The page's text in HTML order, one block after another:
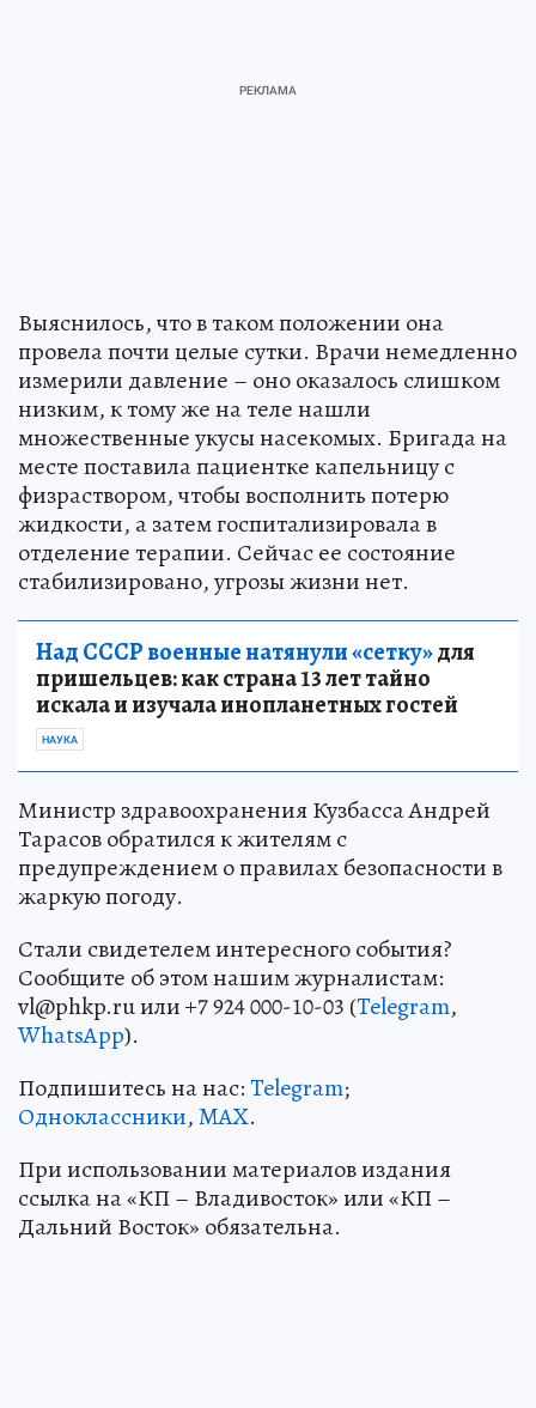
Выяснилось, что в таком положении она
провела почти целые сутки. Врачи немедленно
измерили давление – оно оказалось слишком
низким, к тому же на теле нашли
множественные укусы насекомых. Бригада на
месте поставила пациентке капельницу с
физраствором, чтобы восполнить потерю
жидкости, а затем госпитализировала в
отделение терапии. Сейчас ее состояние
стабилизировано, угрозы жизни нет.
Над СССР военные натянули «сетку»для
пришельцев: как страна 13 лет тайно
искала и изучала инопланетных гостей
НАУКА
Министр здравоохранения Кузбасса Андрей
Тарасов обратился к жителям с
предупреждением о правилах безопасности в
жаркую погоду.
Стали свидетелем интересного события?
Сообщите об этом нашим журналистам:
vl@phkp.ru или +7 924 000-10-03 (Telegram,
WhatsApp).
Подпишитесь на нас:Telegram;
Одноклассники,MAX.
При использовании материалов издания
ссылка на «КП – Владивосток» или «КП –
Дальний Восток» обязательна.